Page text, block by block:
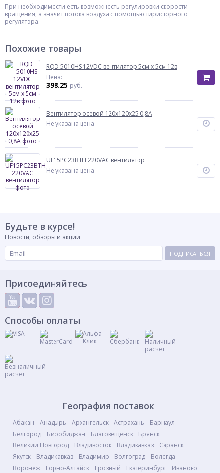
При необходимости есть возможность регулировки скорости
вращения, а значит потока воздуха с помощью тиристорного
регулятора.
Похожие товары
RQD 5010HS 12VDC вентилятор 5см х 5см 12в
Цена:
398.25 руб.
Вентилятор осевой 120х120х25 0,8А
Не указана цена
UF15PC23BTH 220VAC вентилятор
Не указана цена
Будьте в курсе!
Новости, обзоры и акции
ПОДПИСАТЬСЯ
Присоединяйтесь
Способы оплаты
География поставок
Абакан Анадырь Архангельск Астрахань
Барнаул
Белгород
Биробиджан Благовещенск
Брянск
Великий Новгород
Владивосток Владикавказ
Саранск
Якутск
Владикавказ Владимир Волгоград
Вологда
Воронеж
Горно-Алтайск Грозный Екатеринбург Иваново